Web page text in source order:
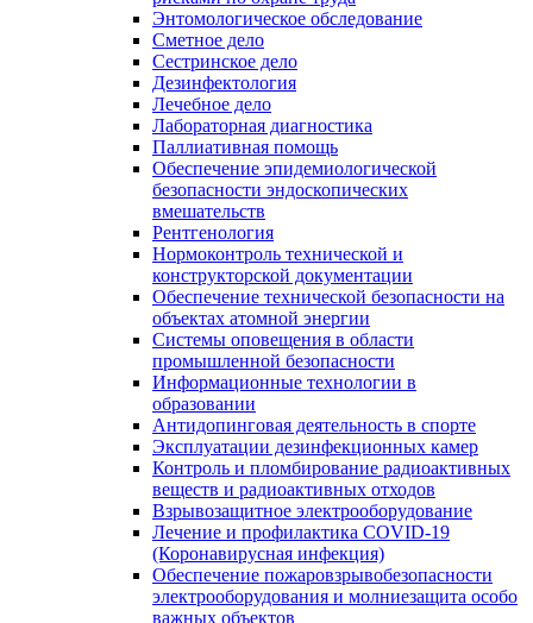
Энтомологическое обследование
Сметное дело
Сестринское дело
Дезинфектология
Лечебное дело
Лабораторная диагностика
Паллиативная помощь
Обеспечение эпидемиологической
безопасности эндоскопических
вмешательств
Рентгенология
Нормоконтроль технической и
конструкторской документации
Обеспечение технической безопасности на
объектах атомной энергии
Системы оповещения в области
промышленной безопасности
Информационные технологии в
образовании
Антидопинговая деятельность в спорте
Эксплуатации дезинфекционных камер
Контроль и пломбирование радиоактивных
веществ и радиоактивных отходов
Взрывозащитное электрооборудование
Лечение и профилактика COVID-19
(Коронавирусная инфекция)
Обеспечение пожаровзрывобезопасности
электрооборудования и молниезащита особо
важных объектов